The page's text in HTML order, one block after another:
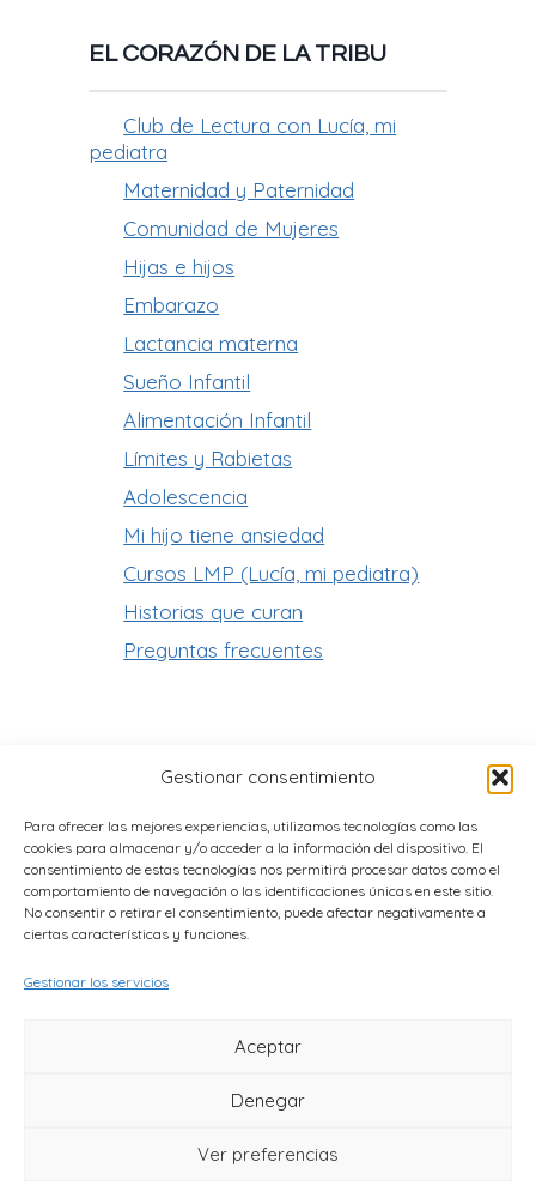
Gestionar consentimiento
Para ofrecer las mejores experiencias, utilizamos tecnologías como las
cookies para almacenar y/o acceder a la información del dispositivo. El
consentimiento de estas tecnologías nos permitirá procesar datos como el
comportamiento de navegación o las identificaciones únicas en este sitio.
No consentir o retirar el consentimiento, puede afectar negativamente a
ciertas características y funciones.
Gestionar los servicios
Aceptar
Denegar
Ver preferencias
EL CORAZÓN DE LA TRIBU
Club de Lectura con Lucía, mi
pediatra
Maternidad y Paternidad
Comunidad de Mujeres
Hijas e hijos
Embarazo
Lactancia materna
Sueño Infantil
Alimentación Infantil
Límites y Rabietas
Adolescencia
Mi hijo tiene ansiedad
Cursos LMP (Lucía, mi pediatra)
Historias que curan
Preguntas frecuentes
Política de Cookies
Uso
Contacto